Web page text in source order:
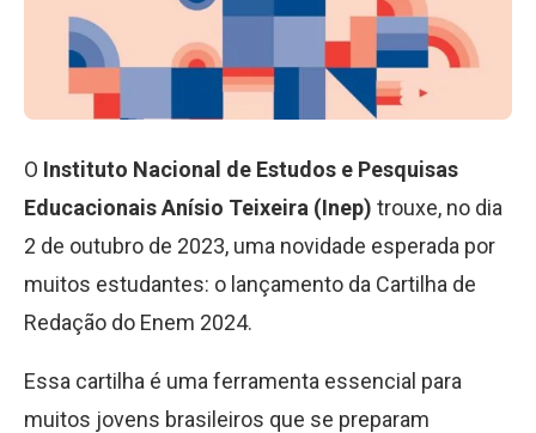
O Instituto Nacional de Estudos e Pesquisas
Educacionais Anísio Teixeira (Inep) trouxe, no dia
2 de outubro de 2023, uma novidade esperada por
muitos estudantes: o lançamento da Cartilha de
Redação do Enem 2024.
Essa cartilha é uma ferramenta essencial para
muitos jovens brasileiros que se preparam